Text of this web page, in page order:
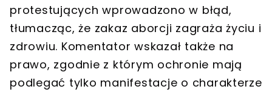
protestujących wprowadzono w błąd,
tłumacząc, że zakaz aborcji zagraża życiu i
zdrowiu. Komentator wskazał także na
prawo, zgodnie z którym ochronie mają
podlegać tylko manifestacje o charakterze